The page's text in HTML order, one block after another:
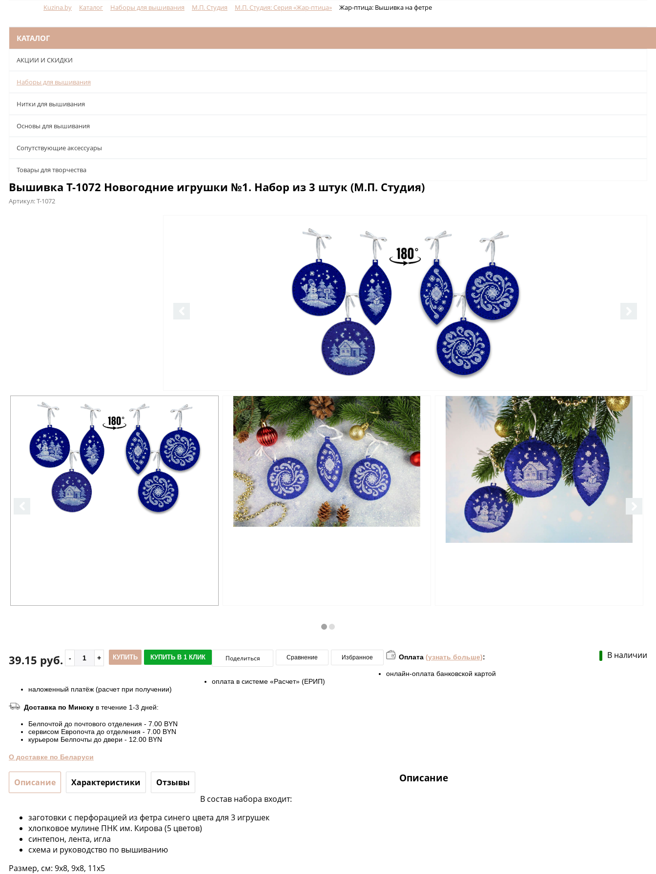
Kuzina.by Каталог Наборы для вышивания М.П. Студия М.П. Студия: Серия «Жар-птица» Жар-птица: Вышивка на фетре
КАТАЛОГ
АКЦИИ И СКИДКИ
Наборы для вышивания
Нитки для вышивания
Основы для вышивания
Сопутствующие аксессуары
Товары для творчества
Вышивка Т-1072 Новогодние игрушки №1. Набор из 3 штук (М.П. Студия)
Артикул:Т-1072
В наличии
39.15 руб. КУПИТЬ КУПИТЬ В 1 КЛИК Поделиться Сравнение Избранное Оплата (узнать больше):
онлайн-оплата банковской картой
оплата в системе «Расчет» (ЕРИП)
наложенный платёж (расчет при получении)
Доставка по Минску в течение 1-3 дней:
Белпочтой до почтового отделения - 7.00 BYN
сервисом Европочта до отделения - 7.00 BYN
курьером Белпочты до двери - 12.00 BYN
О доставке по Беларуси
Описание Характеристики Отзывы Описание
В состав набора входит:
заготовки с перфорацией из фетра синего цвета для 3 игрушек
хлопковое мулине ПНК им. Кирова (5 цветов)
синтепон, лента, игла
схема и руководство по вышиванию
Размер, см: 9х8, 9х8, 11х5